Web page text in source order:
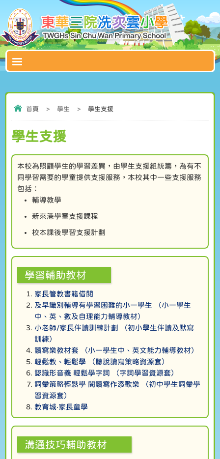
首頁 > 學生 > 學生支援
學生支援
本校為照顧學生的學習差異，由學生支援組統籌，為有不
同學習需要的學童提供支援服務，本校其中一些支援服務
包括：
輔導教學
新來港學童支援課程
校本課後學習支援計劃
學習輔助教材
家長管教書籍借閱
及早識別輔導有學習困難的小一學生 （小一學生
中、英、數及自理能力輔導教材）
小老師/家長伴讀訓練計劃 （初小學生伴讀及默寫
訓練）
讀寫樂教材套 （小一學生中、英文能力輔導教材）
輕鬆教、輕鬆學 （聽說讀寫策略資源套）
認識形音義 輕鬆學字詞 （字詞學習資源套）
詞彙策略輕鬆學 閱讀寫作添歡樂 （初中學生詞彙學
習資源套）
教育城‧家長童學
溝通技巧輔助教材